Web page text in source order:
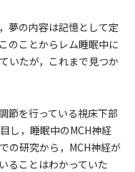
夢の内容は記憶として定
のことからレム睡眠中に
いたが，これまで見つか
節を行っている視床下部
し，睡眠中のMCH神経
の研究から，MCH神経が
ることはわかっていた